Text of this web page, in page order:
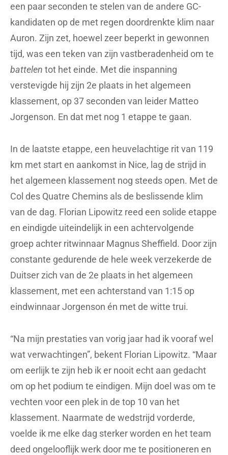
een paar seconden te stelen van de andere GC-
kandidaten op de met regen doordrenkte klim naar
Auron. Zijn zet, hoewel zeer beperkt in gewonnen
tijd, was een teken van zijn vastberadenheid om te
battelen tot het einde. Met die inspanning
verstevigde hij zijn 2e plaats in het algemeen
klassement, op 37 seconden van leider Matteo
Jorgenson. En dat met nog 1 etappe te gaan.
In de laatste etappe, een heuvelachtige rit van 119
km met start en aankomst in Nice, lag de strijd in
het algemeen klassement nog steeds open. Met de
Col des Quatre Chemins als de beslissende klim
van de dag. Florian Lipowitz reed een solide etappe
en eindigde uiteindelijk in een achtervolgende
groep achter ritwinnaar Magnus Sheffield. Door zijn
constante gedurende de hele week verzekerde de
Duitser zich van de 2e plaats in het algemeen
klassement, met een achterstand van 1:15 op
eindwinnaar Jorgenson én met de witte trui.
“Na mijn prestaties van vorig jaar had ik vooraf wel
wat verwachtingen”, bekent Florian Lipowitz. “Maar
om eerlijk te zijn heb ik er nooit echt aan gedacht
om op het podium te eindigen. Mijn doel was om te
vechten voor een plek in de top 10 van het
klassement. Naarmate de wedstrijd vorderde,
voelde ik me elke dag sterker worden en het team
deed ongelooflijk werk door me te positioneren en